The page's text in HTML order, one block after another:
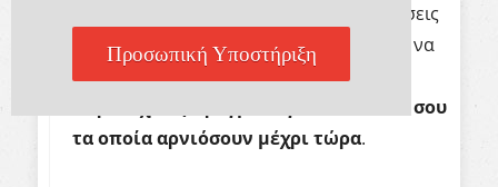
Θα μάθεις πώς να ξεπερνάς τις πεποιθήσεις
που σε περιορίζουν, ώστε να μπορέσεις να
προχωρήσεις με τη ζωή σου,όταν
παραδεχτείς πράγματα για τον εαυτό σου
τα οποία αρνιόσουν μέχρι τώρα.
Προσωπική Υποστήριξη